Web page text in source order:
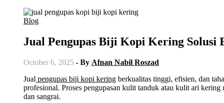
Blog
Jual Pengupas Biji Kopi Kering Solusi
October 6, 2025 - By Afnan Nabil Roszad
Jual pengupas biji kopi kering berkualitas tinggi, efisien, dan
profesional. Proses pengupasan kulit tanduk atau kulit ari
dan sangrai.